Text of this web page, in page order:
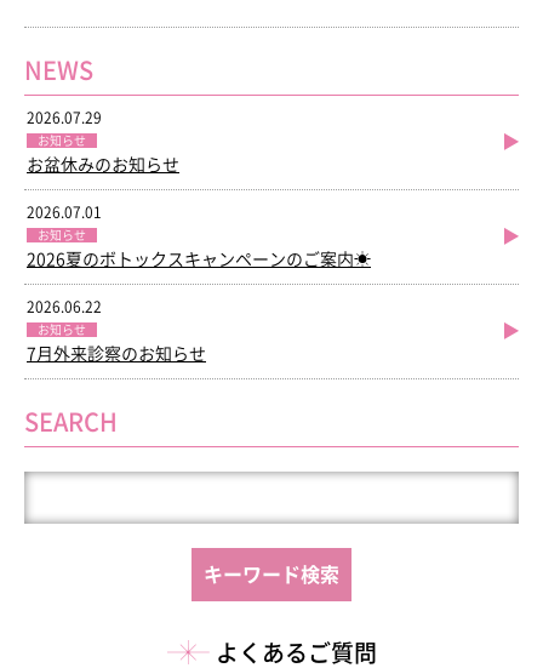
NEWS
2026.07.29
お知らせ
お盆休みのお知らせ
2026.07.01
お知らせ
2026夏のボトックスキャンペーンのご案内☀
2026.06.22
お知らせ
7月外来診察のお知らせ
SEARCH
よくあるご質問